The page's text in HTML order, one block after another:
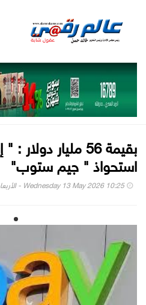
بقيمة 56 مليار
استحواذ " جيم ستوب"
Wednesday 13 May 2026 10:25 - الأربعاء ٢٧ ذو القعدة ١٤٤٧